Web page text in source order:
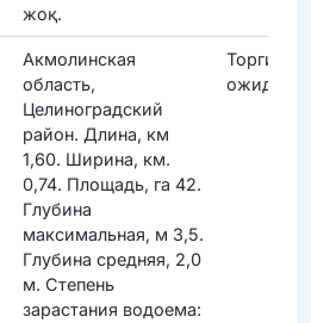
жоқ.
Акмолинская
область,
Целиноградский
район. Длина, км
1,60. Ширина, км.
0,74. Площадь, га 42.
Глубина
максимальная, м 3,5.
Глубина средняя, 2,0
м. Степень
зарастания водоема:
Торги